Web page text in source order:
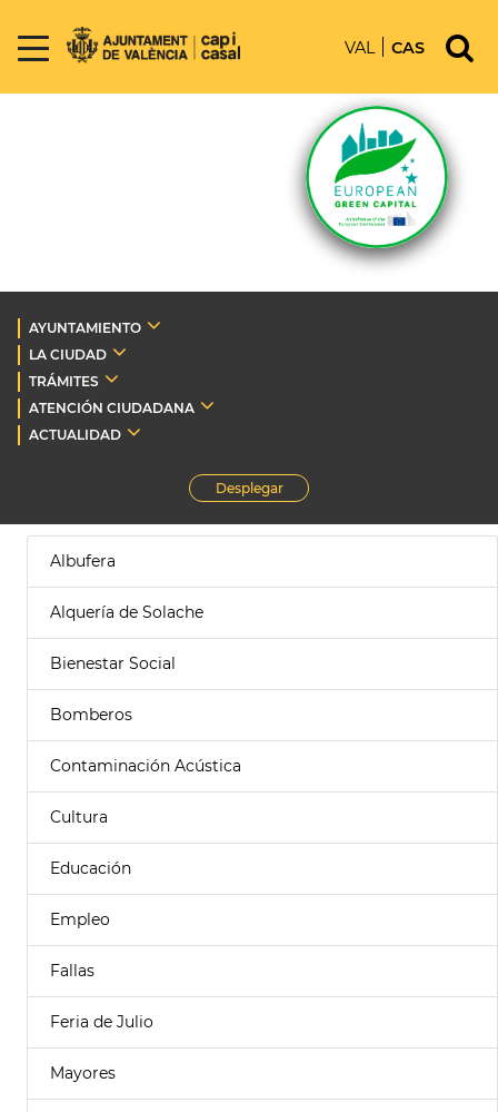
VAL CAS
AYUNTAMIENTO
LA CIUDAD
TRÁMITES
ATENCIÓN CIUDADANA
ACTUALIDAD
Desplegar
Albufera
Alquería de Solache
Bienestar Social
Bomberos
Contaminación Acústica
Cultura
Educación
Empleo
Fallas
Feria de Julio
Mayores